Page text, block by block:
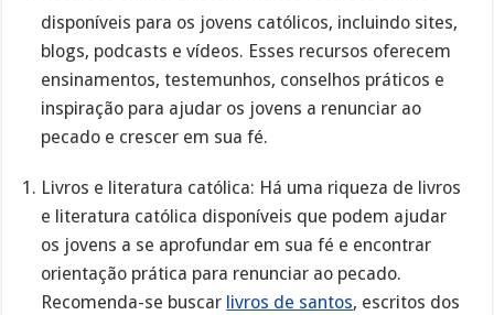
disponíveis para os jovens católicos, incluindo sites,
blogs, podcasts e vídeos. Esses recursos oferecem
ensinamentos, testemunhos, conselhos práticos e
inspiração para ajudar os jovens a renunciar ao
pecado e crescer em sua fé.
Livros e literatura católica: Há uma riqueza de livros
e literatura católica disponíveis que podem ajudar
os jovens a se aprofundar em sua fé e encontrar
orientação prática para renunciar ao pecado.
Recomenda-se buscar livros de santos, escritos dos